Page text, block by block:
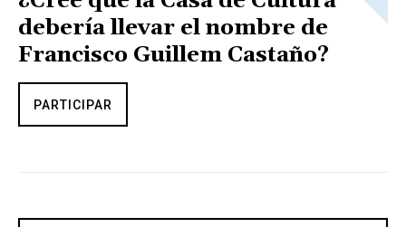
debería llevar el nombre de
Francisco Guillem Castaño?
PARTICIPAR